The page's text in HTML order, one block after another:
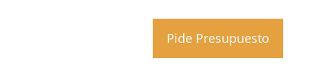
Pide Presupuesto